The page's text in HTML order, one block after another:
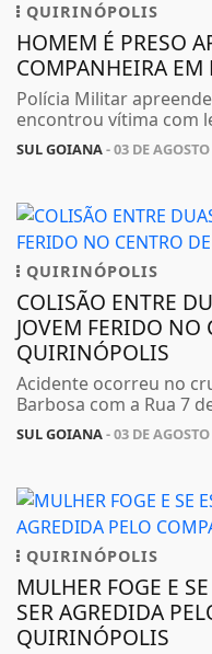
QUIRINÓPOLIS
HOMEM É PRESO
COMPANHEIRA EM
Polícia Militar
encontrou vítima com
SUL GOIANA- 03 DE AGOSTO
QUIRINÓPOLIS
COLISÃO ENTRE
JOVEM FERIDO NO
QUIRINÓPOLIS
Acidente ocorreu no
Barbosa com a Rua 7
SUL GOIANA- 03 DE AGOSTO
QUIRINÓPOLIS
MULHER FOGE E
SER AGREDIDA
QUIRINÓPOLIS